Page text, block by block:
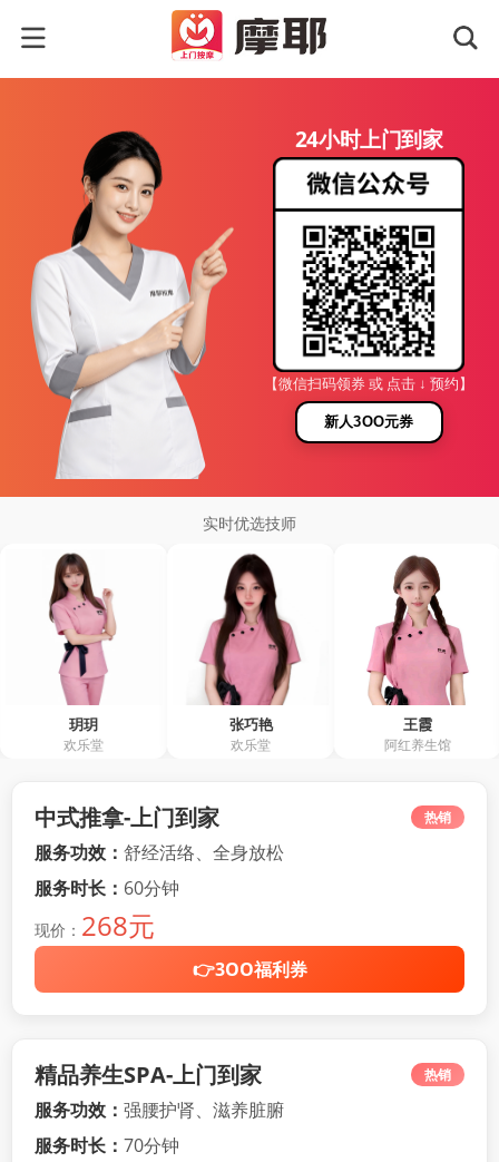
24小时上门到家
【微信扫码领券 或 点击 ↓ 预约】
新人3OO元券
实时优选技师
阿红养生馆
中式推拿-上门到家 热销
服务功效： 舒经活络、全身放松
服务时长： 60分钟
现价： 268元
👉3OO福利券
精品养生SPA-上门到家 热销
服务功效： 强腰护肾、滋养脏腑
服务时长： 70分钟